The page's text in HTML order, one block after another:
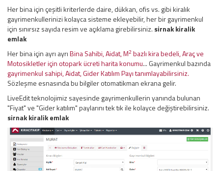
Her bina için çeşitli kriterlerde daire, dükkan, ofis vs. gibi kiralık
gayrimenkullerinizi kolayca sisteme ekleyebilir, her bir gayrimenkul
için sınırsız sayıda resim ve açıklama girebilirsiniz. sirnak kiralik
emlak
Her bina için ayrı ayrıBina Sahibi, Aidat, M2 bazlı kira bedeli, Araç ve
Motosikletler için otopark ücreti harita konumu... Gayrimenkul bazında
gayrimenkul sahipi, Aidat, Gider Katılım Payı tanımlayabilirsiniz.
Sözleşme esnasında bu bilgiler otomatikman ekrana gelir.
LiveEdit teknolojimiz sayesinde gayrimenkullerin yanında bulunan
"Fiyat" ve "Gider katılım" paylarını tek tık ile kolayce değiştirebilirsiniz.
sirnak kiralik emlak